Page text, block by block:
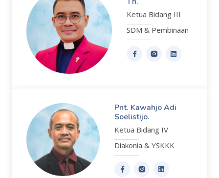
Ketua Bidang III
SDM & Pembinaan
Pnt. Kawahjo Adi
Soelistijo.
Ketua Bidang IV
Diakonia & YSKKK